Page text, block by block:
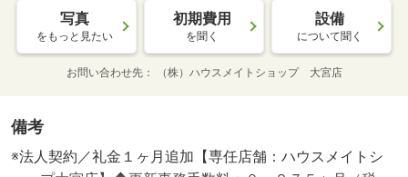
写真
をもっと見たい
初期費用
を聞く
設備
について聞く
お問い合わせ先 （株）ハウスメイトショップ 大宮店
備考
※法人契約／礼金１ヶ月追加【専任店舗：ハウスメイトシ